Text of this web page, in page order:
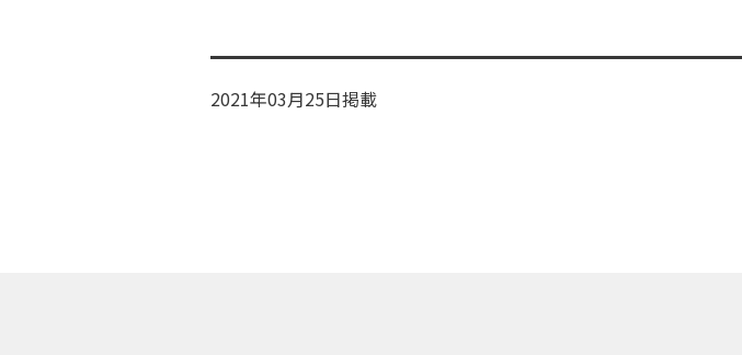
2021年03月25日掲載